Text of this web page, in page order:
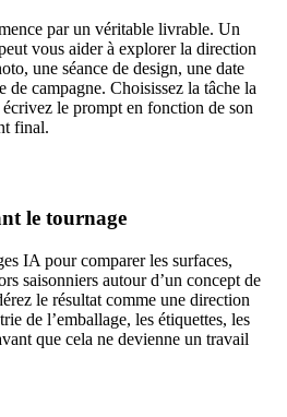
par un véritable livrable. Un
vous aider à explorer la direction
une séance de design, une date
campagne. Choisissez la tâche la
le prompt en fonction de son
final.
le tournage
IA pour comparer les surfaces,
saisonniers autour d’un concept de
le résultat comme une direction
de l’emballage, les étiquettes, les
que cela ne devienne un travail